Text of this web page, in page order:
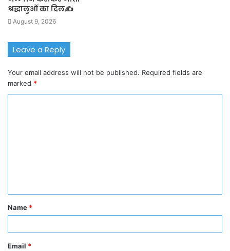
श्रद्धालुओं का दिल✍️
August 9, 2026
Leave a Reply
Your email address will not be published. Required fields are
marked *
t
*
Name *
Email *